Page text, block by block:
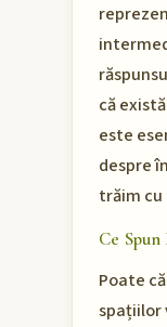
că
este
despre
trăim
Ce
Poate
spațiilor